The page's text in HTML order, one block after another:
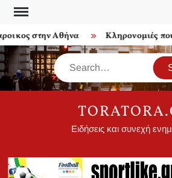
Skip
contentστην Αθήνα Κληρονομιές που
Search
Ειδήσεις και συνεχή